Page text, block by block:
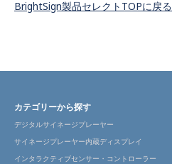
BrightSign製品セレクトTOPに戻る
カテゴリーから探す
デジタルサイネージプレーヤー
サイネージプレーヤー内蔵ディスプレイ
インタラクティブセンサー・コントローラー